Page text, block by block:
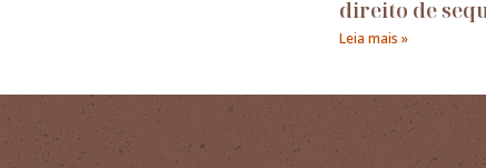
direito de
Leia mais »